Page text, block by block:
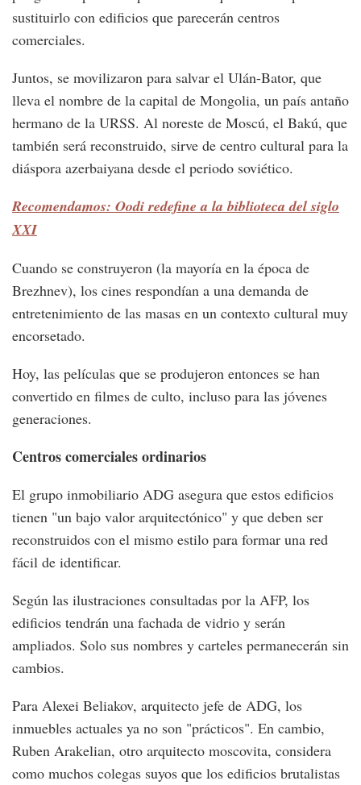
sustituirlo con edificios que parecerán centros
comerciales.
Juntos, se movilizaron para salvar el Ulán-Bator, que
lleva el nombre de la capital de Mongolia, un país antaño
hermano de la URSS. Al noreste de Moscú, el Bakú, que
también será reconstruido, sirve de centro cultural para la
diáspora azerbaiyana desde el periodo soviético.
Recomendamos: Oodi redefine a la biblioteca del siglo
XXI
Cuando se construyeron (la mayoría en la época de
Brezhnev), los cines respondían a una demanda de
entretenimiento de las masas en un contexto cultural muy
encorsetado.
Hoy, las películas que se produjeron entonces se han
convertido en filmes de culto, incluso para las jóvenes
generaciones.
Centros comerciales ordinarios
El grupo inmobiliario ADG asegura que estos edificios
tienen "un bajo valor arquitectónico" y que deben ser
reconstruidos con el mismo estilo para formar una red
fácil de identificar.
Según las ilustraciones consultadas por la AFP, los
edificios tendrán una fachada de vidrio y serán
ampliados. Solo sus nombres y carteles permanecerán sin
cambios.
Para Alexei Beliakov, arquitecto jefe de ADG, los
inmuebles actuales ya no son "prácticos". En cambio,
Ruben Arakelian, otro arquitecto moscovita, considera
como muchos colegas suyos que los edificios brutalistas